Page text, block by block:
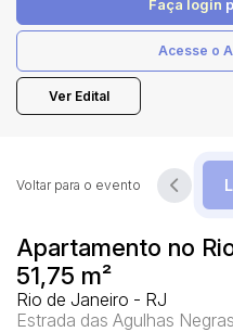
Faça login
Acesse o
Ver Edital
Apartamento no
51,75 m²
Rio de Janeiro - RJ
Estrada das Agulhas
Voltar para o evento